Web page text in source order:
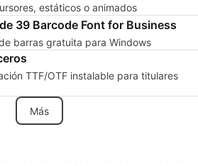
estáticos o animados
39 Barcode Font for Business
barras gratuita para Windows
TTF/OTF instalable para titulares
Más